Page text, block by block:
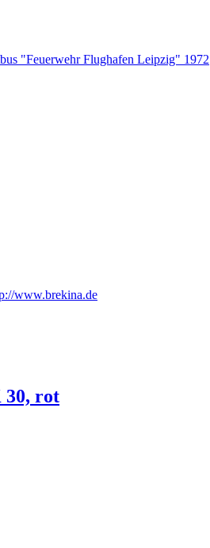
"Feuerwehr Flughafen Leipzig" 1972
www.brekina.de
30, rot